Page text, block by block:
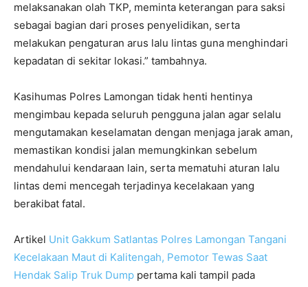
melaksanakan olah TKP, meminta keterangan para saksi
sebagai bagian dari proses penyelidikan, serta
melakukan pengaturan arus lalu lintas guna menghindari
kepadatan di sekitar lokasi.” tambahnya.
Kasihumas Polres Lamongan tidak henti hentinya
mengimbau kepada seluruh pengguna jalan agar selalu
mengutamakan keselamatan dengan menjaga jarak aman,
memastikan kondisi jalan memungkinkan sebelum
mendahului kendaraan lain, serta mematuhi aturan lalu
lintas demi mencegah terjadinya kecelakaan yang
berakibat fatal.
Artikel Unit Gakkum Satlantas Polres Lamongan Tangani
Kecelakaan Maut di Kalitengah, Pemotor Tewas Saat
Hendak Salip Truk Dump pertama kali tampil pada